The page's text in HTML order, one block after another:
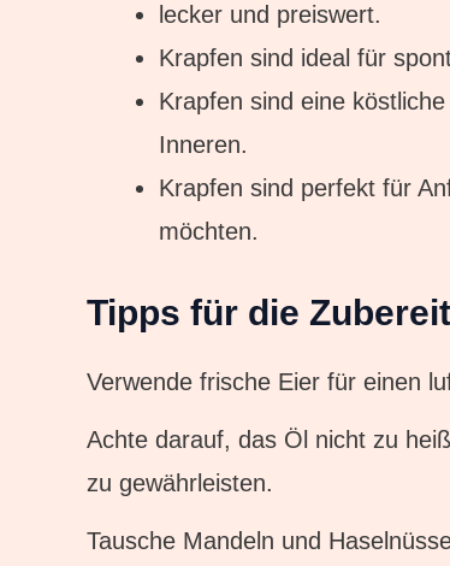
lecker und preiswert.
Krapfen sind ideal für
Krapfen sind eine
Inneren.
Krapfen sind perfekt für
möchten.
Tipps für die
Verwende frische Eier für einen
Achte darauf, das Öl nicht zu
zu gewährleisten.
Tausche Mandeln und